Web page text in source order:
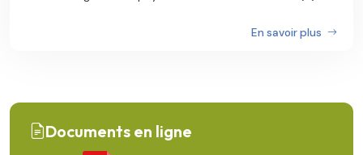
En savoir plus
Documents en ligne